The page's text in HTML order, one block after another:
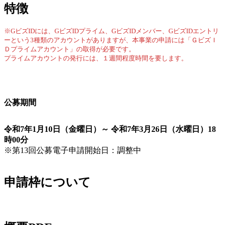
特徴
※GビズIDには、GビズIDプライム、GビズIDメンバー、GビズIDエントリ
ーという3種類のアカウントがありますが、本事業の申請には「ＧビズＩ
Ｄプライムアカウント」の取得が必要です。
プライムアカウントの発行には、１週間程度時間を要します。
公募期間
令和7年1月10日（金曜日）～ 令和7年3月26日（水曜日）18
時00分
※第13回公募電子申請開始日：調整中
申請枠について